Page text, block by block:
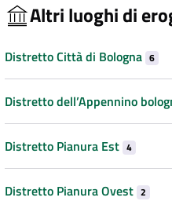
Altri luoghi di
Distretto Città di Bologna 6
Distretto dell’Appennino
Distretto Pianura Est 4
Distretto Pianura Ovest 2